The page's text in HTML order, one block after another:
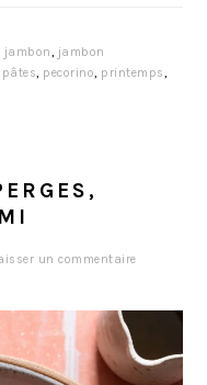
jambon, jambon
pâtes, pecorino, printemps,
un commentaire